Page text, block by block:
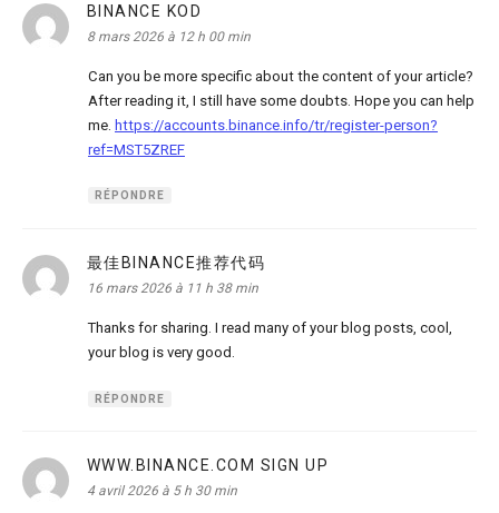
BINANCE KOD
8 mars 2026 à 12 h 00 min
Can you be more specific about the content of your article?
After reading it, I still have some doubts. Hope you can help
me. https://accounts.binance.info/tr/register-person?
ref=MST5ZREF
RÉPONDRE
最佳BINANCE推荐代码
16 mars 2026 à 11 h 38 min
Thanks for sharing. I read many of your blog posts, cool,
your blog is very good.
RÉPONDRE
WWW.BINANCE.COM SIGN UP
4 avril 2026 à 5 h 30 min